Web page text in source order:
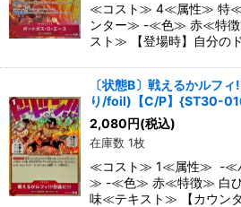
≪コスト≫ 4≪属性≫ 特
ンター≫ -≪色≫ 赤≪特徴
スト≫ 【登場時】自分の
〔状態B〕戦えるかルフ
り/foil)【C/P】{ST30-
2,080円(税込)
在庫数 1枚
≪コスト≫ 1≪属性≫ -≪
≫ -≪色≫ 赤≪特徴≫ 白ひ
味≪テキスト≫ 【カウン